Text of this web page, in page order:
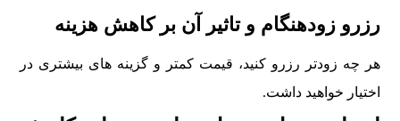
رزرو زودهنگام و تاثیر آن بر کاهش هزینه
هر چه زودتر رزرو کنید، قیمت کمتر و گزینه های بیشتری در
اختیار خواهید داشت.